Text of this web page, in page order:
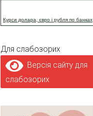
Курси долара, євро і рубля по банках
Для слабозорих
Версія сайту для
слабозорих